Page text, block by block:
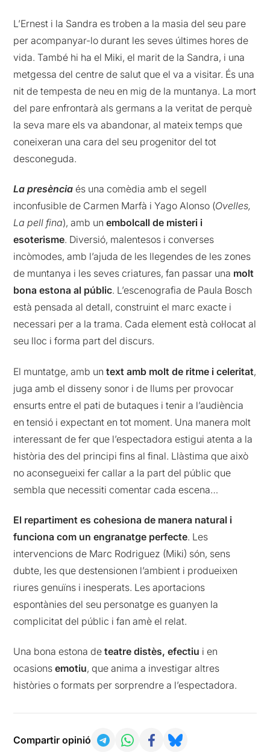
L’Ernest i la Sandra es troben a la masia del seu pare
per acompanyar-lo durant les seves últimes hores de
vida. També hi ha el Miki, el marit de la Sandra, i una
metgessa del centre de salut que el va a visitar. És una
nit de tempesta de neu en mig de la muntanya. La mort
del pare enfrontarà als germans a la veritat de perquè
la seva mare els va abandonar, al mateix temps que
coneixeran una cara del seu progenitor del tot
desconeguda.
La presènciaés una comèdia amb el segell
inconfusible de Carmen Marfà i Yago Alonso (Ovelles,
La pell fina), amb unembolcall de misteri i
esoterisme. Diversió, malentesos i converses
incòmodes, amb l’ajuda de les llegendes de les zones
de muntanya i les seves criatures, fan passar una molt
bona estona al públic. L’escenografia de Paula Bosch
està pensada al detall, construint el marc exacte i
necessari per a la trama. Cada element està col·locat al
seu lloc i forma part del discurs.
El muntatge, amb untext amb molt de ritme i celeritat,
juga amb el disseny sonor i de llums per provocar
ensurts entre el pati de butaques i tenir a l’audiència
en tensió i expectant en tot moment. Una manera molt
interessant de fer que l’espectadora estigui atenta a la
història des del principi fins al final. Llàstima que això
no aconsegueixi fer callar a la part del públic que
sembla que necessiti comentar cada escena…
El repartiment es cohesiona de manera natural i
funciona com un engranatge perfecte. Les
intervencions de Marc Rodriguez (Miki) són, sens
dubte, les que destensionen l’ambient i produeixen
riures genuïns i inesperats. Les aportacions
espontànies del seu personatge es guanyen la
complicitat del públic i fan amè el relat.
Una bona estona deteatre distès, efectiu i en
ocasionsemotiu, que anima a investigar altres
històries o formats per sorprendre a l’espectadora.
Compartir opinió